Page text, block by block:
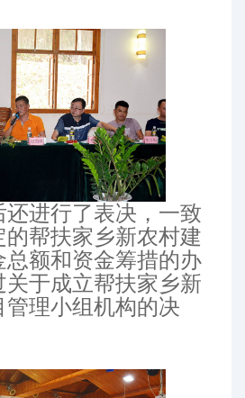
进行了表决，一致
的帮扶家乡新农村建
总额和资金筹措的办
于成立帮扶家乡新
理小组机构的决